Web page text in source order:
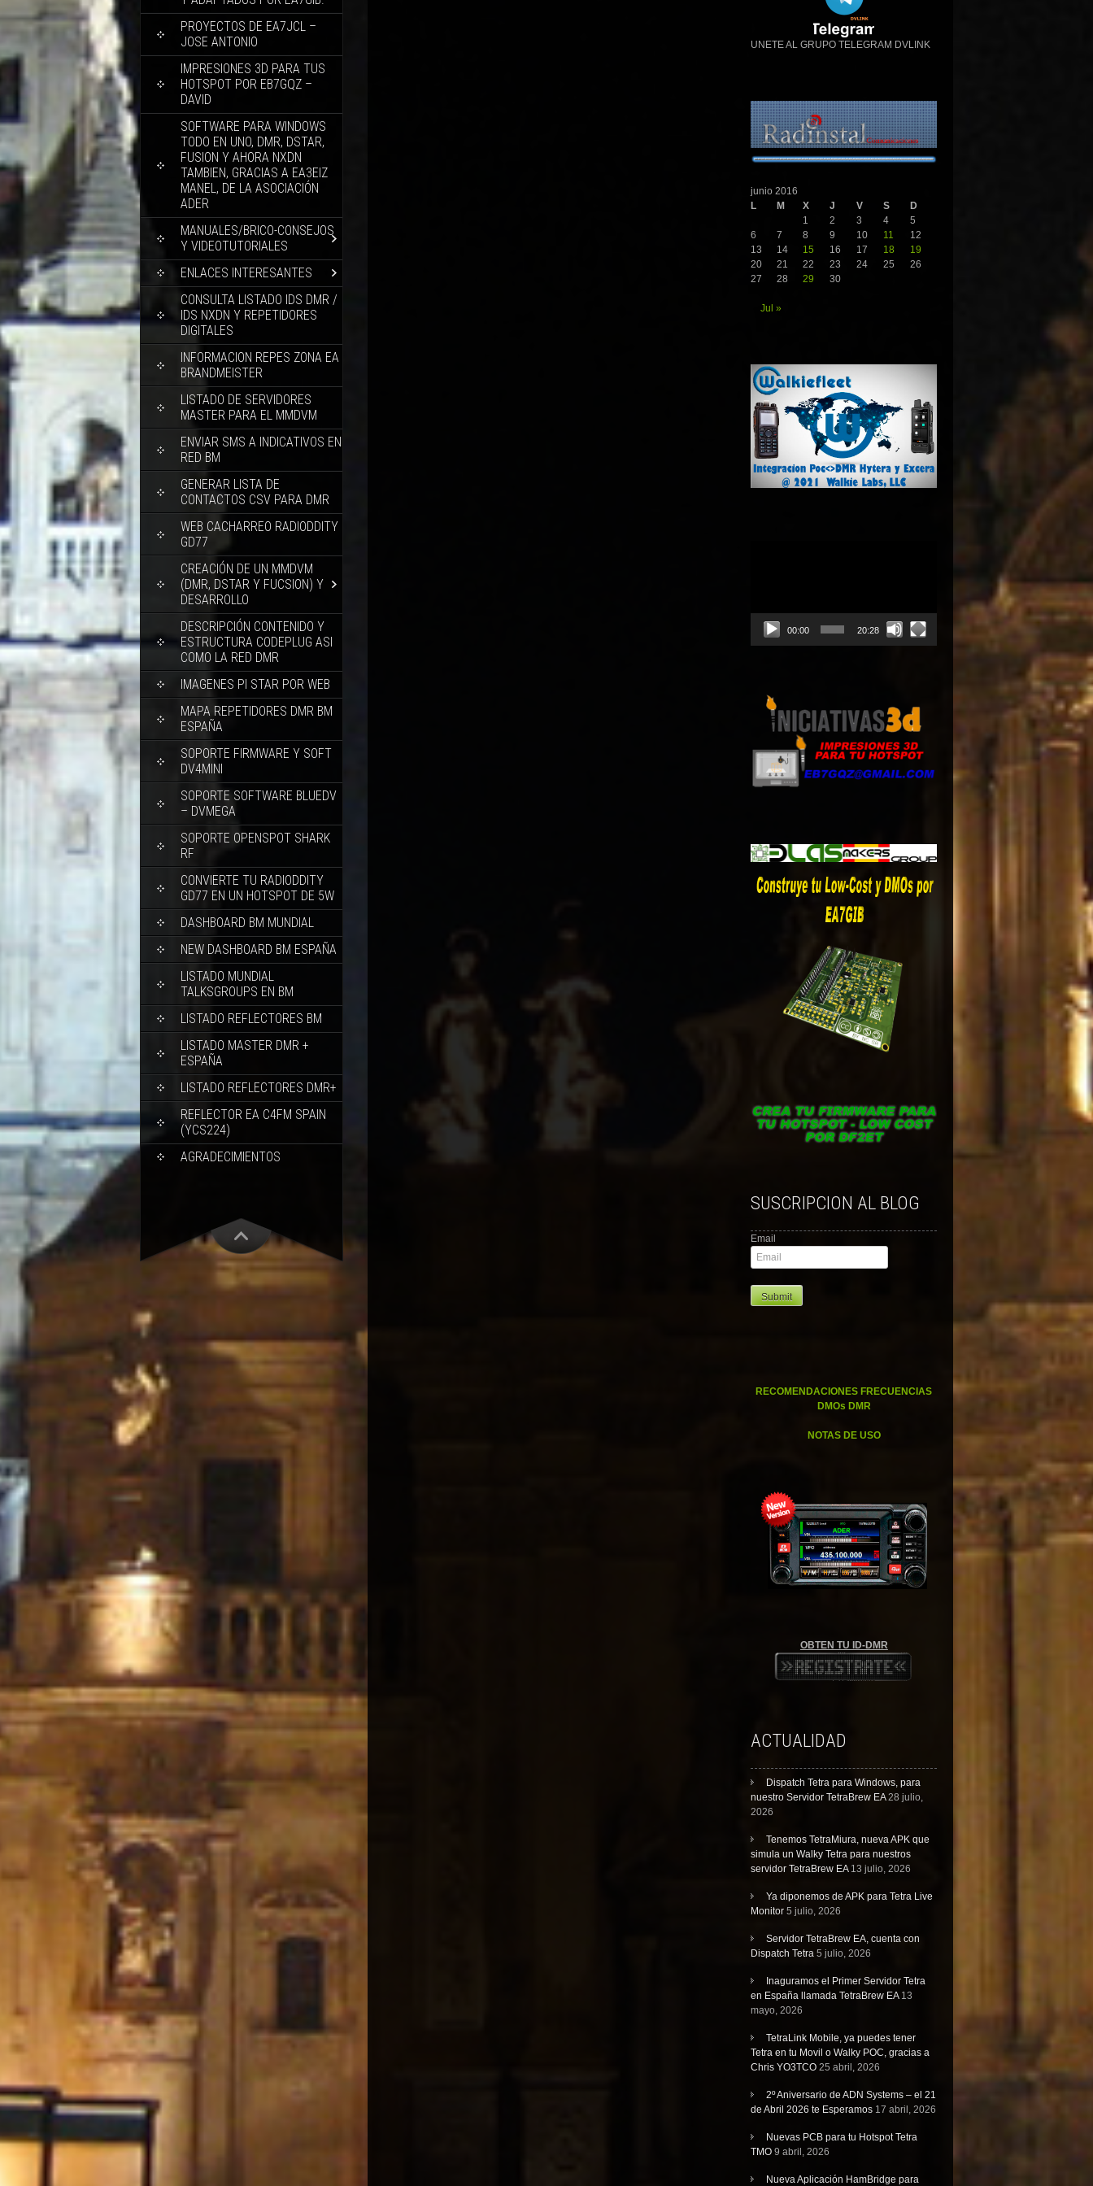
PROYECTOS DE EA7JCL –
JOSE ANTONIO
IMPRESIONES 3D PARA TUS
HOTSPOT POR EB7GQZ –
DAVID
SOFTWARE PARA WINDOWS
TODO EN UNO, DMR, DSTAR,
FUSION Y AHORA NXDN
TAMBIEN, GRACIAS A EA3EIZ
MANEL, DE LA ASOCIACIÓN
ADER
MANUALES/BRICO-CONSEJOS
Y VIDEOTUTORIALES
ENLACES INTERESANTES
CONSULTA LISTADO IDS DMR /
IDS NXDN Y REPETIDORES
DIGITALES
INFORMACION REPES ZONA EA
BRANDMEISTER
LISTADO DE SERVIDORES
MASTER PARA EL MMDVM
ENVIAR SMS A INDICATIVOS EN
RED BM
GENERAR LISTA DE
CONTACTOS CSV PARA DMR
WEB CACHARREO RADIODDITY
GD77
CREACIÓN DE UN MMDVM
(DMR, DSTAR Y FUCSION) Y
DESARROLLO
DESCRIPCIÓN CONTENIDO Y
ESTRUCTURA CODEPLUG ASI
COMO LA RED DMR
IMAGENES PI STAR POR WEB
MAPA REPETIDORES DMR BM
ESPAÑA
SOPORTE FIRMWARE Y SOFT
DV4MINI
SOPORTE SOFTWARE BLUEDV
– DVMEGA
SOPORTE OPENSPOT SHARK
RF
CONVIERTE TU RADIODDITY
GD77 EN UN HOTSPOT DE 5W
DASHBOARD BM MUNDIAL
NEW DASHBOARD BM ESPAÑA
LISTADO MUNDIAL
TALKSGROUPS EN BM
LISTADO REFLECTORES BM
LISTADO MASTER DMR +
ESPAÑA
LISTADO REFLECTORES DMR+
REFLECTOR EA C4FM SPAIN
(YCS224)
AGRADECIMIENTOS
UNETE AL GRUPO TELEGRAM DVLINK
junio 2016
L
M X J V S
D
1
2 3 4
5
6
7 8 9 10 11
12
13
14 15 16 17 18
19
20
21 22 23 24 25
26
27
28 29 30
Jul »
00:00 20:28
SUSCRIPCION AL BLOG
Email
RECOMENDACIONES FRECUENCIAS
DMOs DMR
NOTAS DE USO
OBTEN TU ID-DMR
ACTUALIDAD
Dispatch Tetra para Windows, para
nuestro Servidor TetraBrew EA 28 julio,
2026
Tenemos TetraMiura, nueva APK que
simula un Walky Tetra para nuestros
servidor TetraBrew EA 13 julio, 2026
Ya diponemos de APK para Tetra Live
Monitor 5 julio, 2026
Servidor TetraBrew EA, cuenta con
Dispatch Tetra 5 julio, 2026
Inaguramos el Primer Servidor Tetra
en España llamada TetraBrew EA 13
mayo, 2026
TetraLink Mobile, ya puedes tener
Tetra en tu Movil o Walky POC, gracias a
Chris YO3TCO 25 abril, 2026
2º Aniversario de ADN Systems – el 21
de Abril 2026 te Esperamos 17 abril, 2026
Nuevas PCB para tu Hotspot Tetra
TMO 9 abril, 2026
Nueva Aplicación HamBridge para